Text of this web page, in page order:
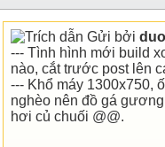
Gửi bởi
--- Tình hình mới build
nào, cắt trước post lên
--- Khổ máy 1300x750,
nghèo nên đồ gá
hơi củ chuối @@.